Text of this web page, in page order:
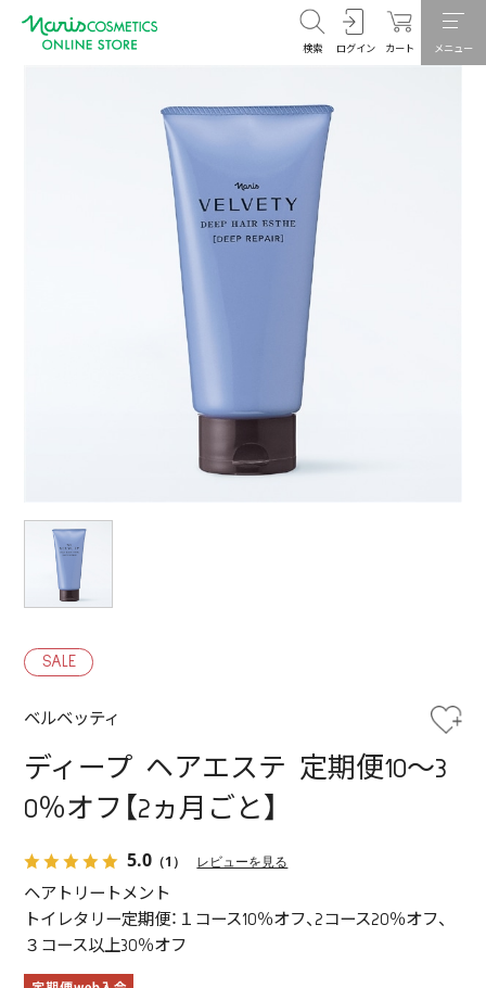
検索 ログイン カート メニュー
SALE
ベルベッティ
ディープ ヘアエステ 定期便10～3
0％オフ【2ヵ月ごと】
5.0 （1） レビューを見る
ヘアトリートメント
トイレタリー定期便：１コース10％オフ、2コース20％オフ、
３コース以上30％オフ